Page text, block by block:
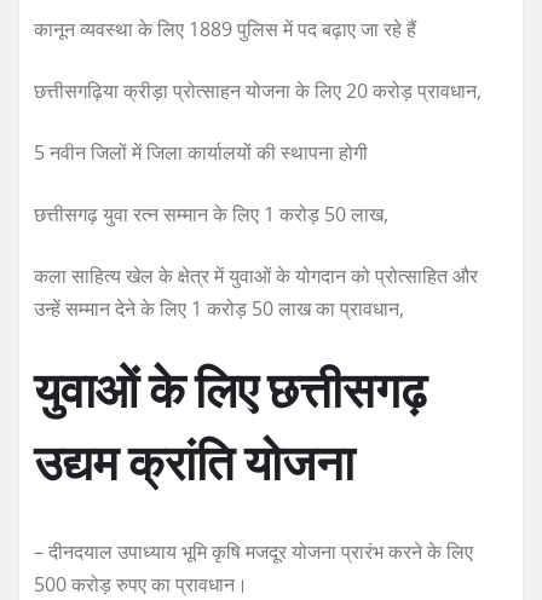
कानून व्यवस्था के लिए 1889 पुलिस में पद बढ़ाए जा रहे हैं
छत्तीसगढ़िया क्रीड़ा प्रोत्साहन योजना के लिए 20 करोड़ प्रावधान,
5 नवीन जिलों में जिला कार्यालयों की स्थापना होगी
छत्तीसगढ़ युवा रत्न सम्मान के लिए 1 करोड़ 50 लाख,
कला साहित्य खेल के क्षेत्र में युवाओं के योगदान को प्रोत्साहित और
उन्हें सम्मान देने के लिए 1 करोड़ 50 लाख का प्रावधान,
युवाओं के लिए छत्तीसगढ़
उद्यम क्रांति योजना
– दीनदयाल उपाध्याय भूमि कृषि मजदूर योजना प्रारंभ करने के लिए
500 करोड़ रुपए का प्रावधान।